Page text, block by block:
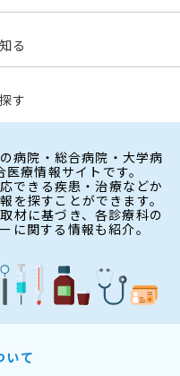
る
す
病院・総合病院・大学病
療情報サイトです。
できる疾患・治療などか
を探すことができます。
材に基づき、各診療科の
に関する情報も紹介。
いて